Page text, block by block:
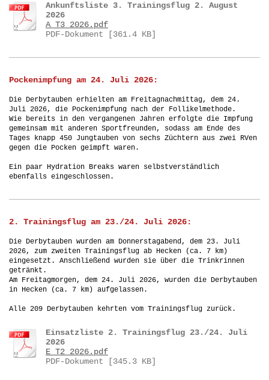
Ankunftsliste 3. Trainingsflug 2. August
2026
A_T3_2026.pdf
PDF-Dokument [361.4 KB]
Pockenimpfung am 24. Juli 2026:
Die Derbytauben erhielten am Freitagnachmittag, dem 24.
Juli 2026, die Pockenimpfung nach der Follikelmethode.
Wie bereits in den vergangenen Jahren erfolgte die Impfung
gemeinsam mit anderen Sportfreunden, sodass am Ende des
Tages knapp 450 Jungtauben von sechs Züchtern aus zwei RVen
gegen die Pocken geimpft waren.
Ein paar Hydration Breaks waren selbstverständlich
ebenfalls eingeschlossen.
2. Trainingsflug am 23./24. Juli 2026:
Die Derbytauben wurden am Donnerstagabend, dem 23. Juli
2026, zum zweiten Trainingsflug ab Hecken (ca. 7 km)
eingesetzt. Anschließend wurden sie über die Trinkrinnen
getränkt.
Am Freitagmorgen, dem 24. Juli 2026, wurden die Derbytauben
in Hecken (ca. 7 km) aufgelassen.
Alle 209 Derbytauben kehrten vom Trainingsflug zurück.
Einsatzliste 2. Trainingsflug 23./24. Juli
2026
E_T2_2026.pdf
PDF-Dokument [345.3 KB]